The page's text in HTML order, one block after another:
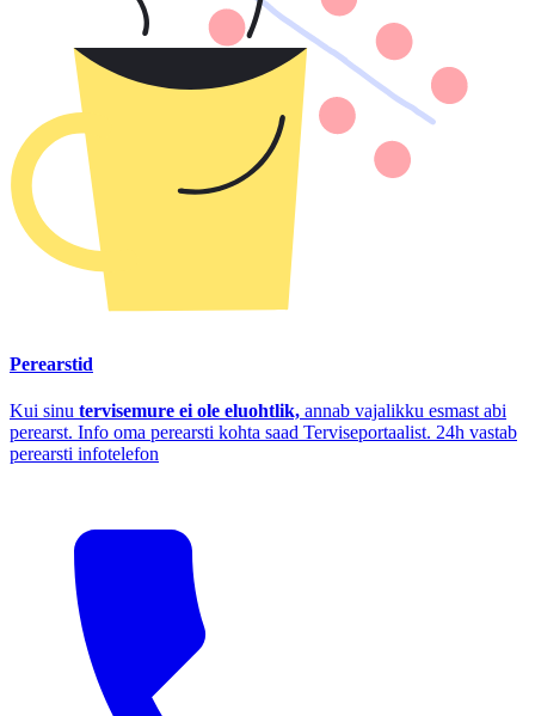
Perearstid
Kui sinu tervisemure ei ole eluohtlik, annab vajalikku esmast abi
perearst. Info oma perearsti kohta saad Terviseportaalist. 24h vastab
perearsti infotelefon